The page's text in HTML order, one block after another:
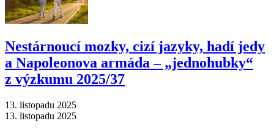
Nestárnoucí mozky, cizí jazyky, hadí jedy
a Napoleonova armáda –⁠ „jednohubky“
z výzkumu 2025/37
13. listopadu 2025
13. listopadu 2025